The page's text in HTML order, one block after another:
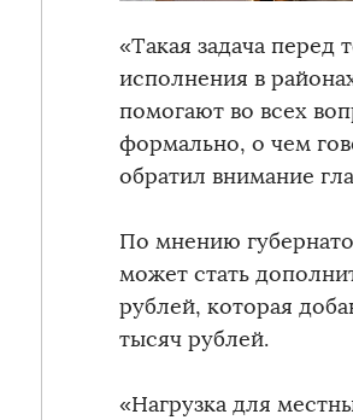
«Такая задача перед
исполнения в
помогают во всех
формально, о чем
обратил внимание
По мнению
может стать
рублей, которая
тысяч рублей.
«Нагрузка для